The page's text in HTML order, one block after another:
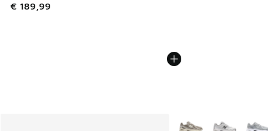
€ 189,99
Plus de couleurs